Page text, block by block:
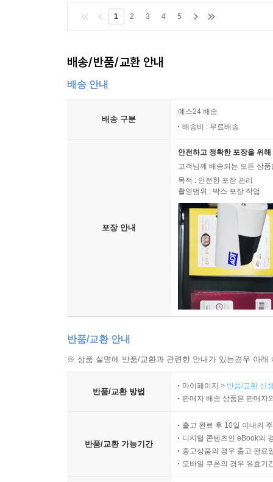
1 2 3 4 5
배송/반품/교환 안내
배송 안내
배송 구분
예스24 배송
배송비 : 무료배송
포장 안내
안전하고 정확한 포장을 위
고객님께 배송되는 모든 상
목적 : 안전한 포장 관리
촬영범위 : 박스 포장 작업
반품/교환 안내
※ 상품 설명에 반품/교환과 관련한 안내가 있는경우 아
반품/교환 방법
마이페이지 > 반품/교환 신
판매자 배송 상품은 판매자
반품/교환 가능기간
출고 완료 후 10일 이내의
디지털 콘텐츠인 eBook의
중고상품의 경우 출고 완료
모바일 쿠폰의 경우 유효기